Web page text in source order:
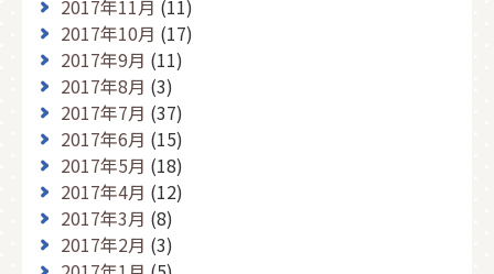
2017年11月 (11)
2017年10月 (17)
2017年9月 (11)
2017年8月 (3)
2017年7月 (37)
2017年6月 (15)
2017年5月 (18)
2017年4月 (12)
2017年3月 (8)
2017年2月 (3)